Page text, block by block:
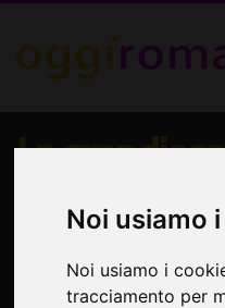
Noi usiamo
Noi usiamo i
tracciamento per
La
patriarcale
fuori le mura
Passeggiata archeologica